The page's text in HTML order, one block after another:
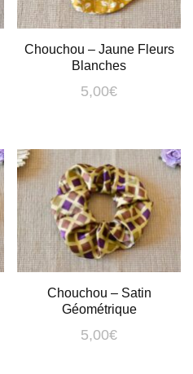
Chouchou – Jaune Fleurs
Blanches
5,00€
Chouchou – Satin
Géométrique
5,00€